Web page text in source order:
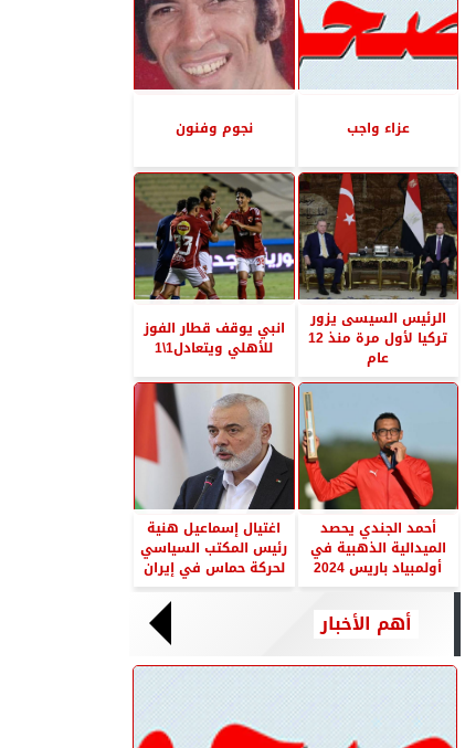
عزاء واجب نجوم وفنون
الرئيس السيسى يزور
تركيا لأول مرة منذ 12
عام
انبي يوقف قطار الفوز
للأهلي ويتعادل1\1
أحمد الجندي يحصد
الميدالية الذهبية في
أولمبياد باريس 2024
اغتيال إسماعيل هنية
رئيس المكتب السياسي
لحركة حماس في إيران
أهم الأخبار